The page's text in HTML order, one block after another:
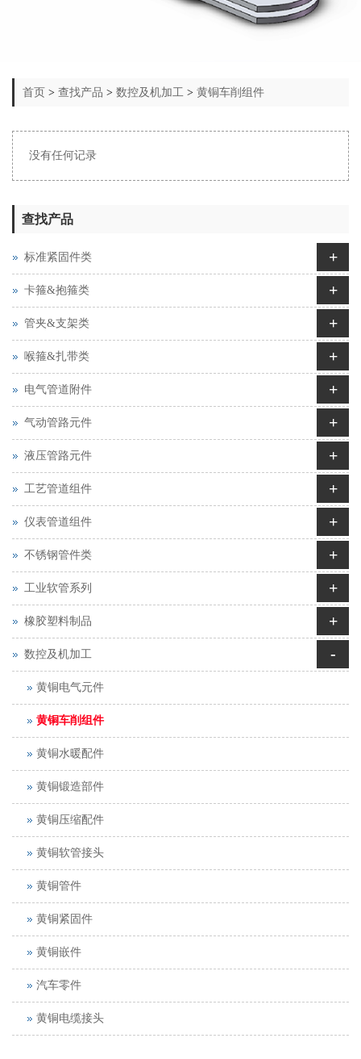
首页 > 查找产品 > 数控及机加工 > 黄铜车削组件
没有任何记录
查找产品
标准紧固件类 +
卡箍&抱箍类 +
管夹&支架类 +
喉箍&扎带类 +
电气管道附件 +
气动管路元件 +
液压管路元件 +
工艺管道组件 +
仪表管道组件 +
不锈钢管件类 +
工业软管系列 +
橡胶塑料制品 +
数控及机加工 -
黄铜电气元件
黄铜车削组件
黄铜水暖配件
黄铜锻造部件
黄铜压缩配件
黄铜软管接头
黄铜管件
黄铜紧固件
黄铜嵌件
汽车零件
黄铜电缆接头